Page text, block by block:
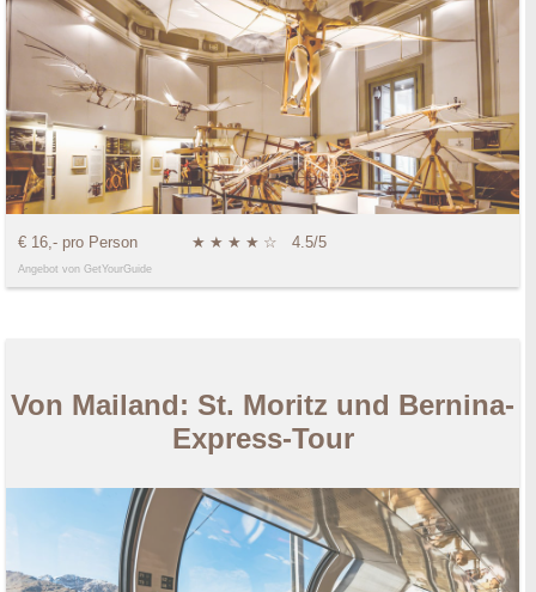
€ 16,- pro Person ★ ★ ★ ★ ☆ 4.5/5
Angebot von GetYourGuide
Von Mailand: St. Moritz und Bernina-
Express-Tour